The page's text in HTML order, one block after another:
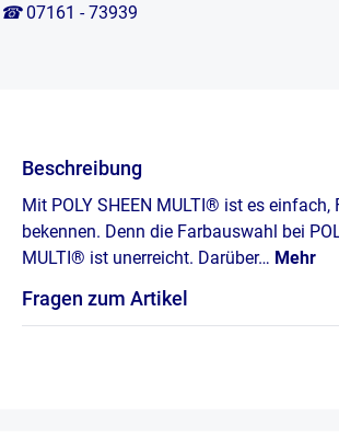
☎ 07161 - 73939
Beschreibung
Mit POLY SHEEN MULTI® ist es einfach,
bekennen. Denn die Farbauswahl bei
MULTI® ist unerreicht. Darüber… Mehr
Fragen zum Artikel